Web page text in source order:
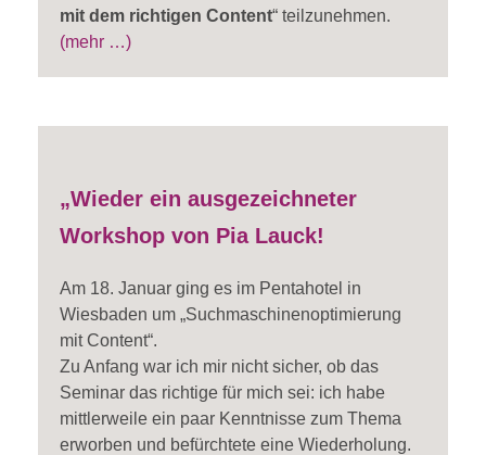
mit dem richtigen Content“ teilzunehmen.
(mehr …)
„Wieder ein ausgezeichneter
Workshop von Pia Lauck!
Am 18. Januar ging es im Pentahotel in
Wiesbaden um „Suchmaschinenoptimierung
mit Content“.
Zu Anfang war ich mir nicht sicher, ob das
Seminar das richtige für mich sei: ich habe
mittlerweile ein paar Kenntnisse zum Thema
erworben und befürchtete eine Wiederholung.